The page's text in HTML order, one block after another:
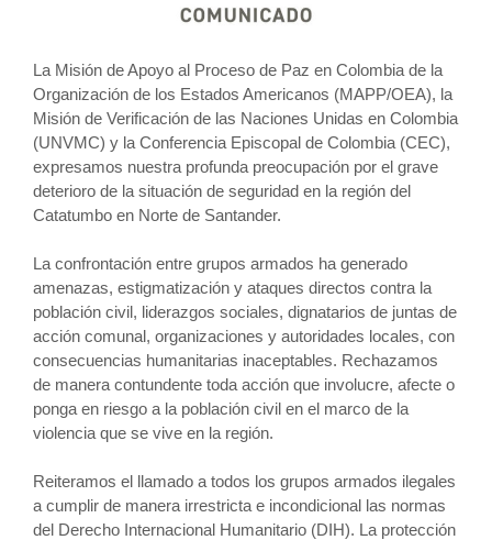
La Misión de Apoyo al Proceso de Paz en Colombia de la
Organización de los Estados Americanos (MAPP/OEA), la
Misión de Verificación de las Naciones Unidas en Colombia
(UNVMC) y la Conferencia Episcopal de Colombia (CEC),
expresamos nuestra profunda preocupación por el grave
deterioro de la situación de seguridad en la región del
Catatumbo en Norte de Santander.
La confrontación entre grupos armados ha generado
amenazas, estigmatización y ataques directos contra la
población civil, liderazgos sociales, dignatarios de juntas de
acción comunal, organizaciones y autoridades locales, con
consecuencias humanitarias inaceptables. Rechazamos
de manera contundente toda acción que involucre, afecte o
ponga en riesgo a la población civil en el marco de la
violencia que se vive en la región.
Reiteramos el llamado a todos los grupos armados ilegales
a cumplir de manera irrestricta e incondicional las normas
del Derecho Internacional Humanitario (DIH). La protección